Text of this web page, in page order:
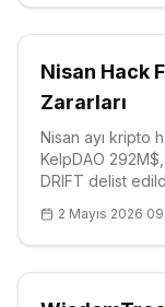
Nisan Hack
Zararları
Nisan ayı kripto
KelpDAO
DRIFT delist
DeFi güvenliği
2 Mayıs 2026